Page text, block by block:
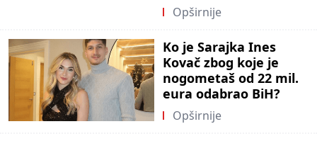
Opširnije
Ko je Sarajka Ines
Kovač zbog koje je
nogometaš od 22 mil.
eura odabrao BiH?
Opširnije